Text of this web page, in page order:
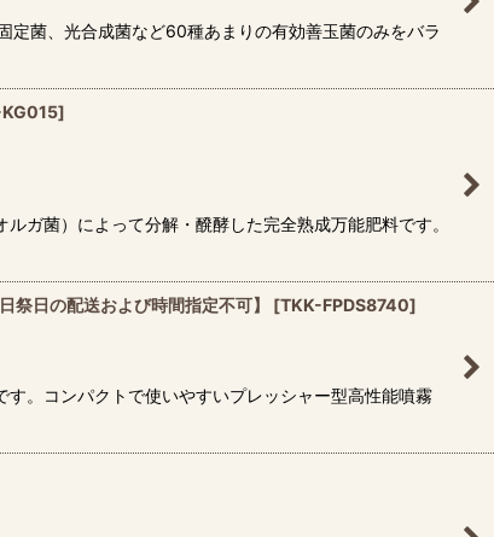
菌、光合成菌など60種あまりの有効善玉菌のみをバラ
]
ガ菌）によって分解・醗酵した完全熟成万能肥料です。
日の配送および時間指定不可】 [TKK-FPDS8740]
。コンパクトで使いやすいプレッシャー型高性能噴霧